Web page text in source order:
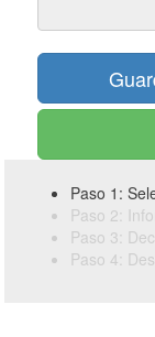
Paso 1:
Paso 2:
Paso 3:
Paso 4: